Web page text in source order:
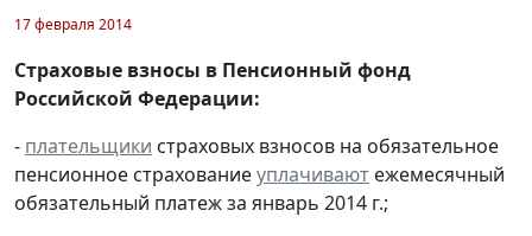
17 февраля 2014
Страховые взносы в Пенсионный фонд
Российской Федерации:
- плательщики страховых взносов на обязательное
пенсионное страхованиеуплачивают ежемесячный
обязательный платеж за январь 2014 г.;